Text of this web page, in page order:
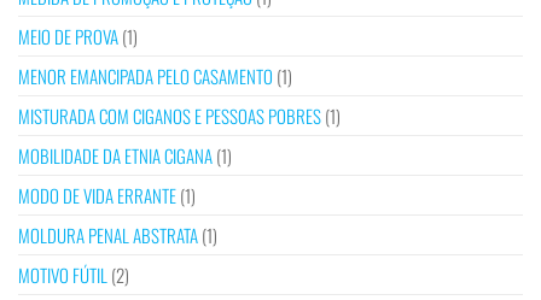
MEIO DE PROVA(1)
MENOR EMANCIPADA PELO CASAMENTO (1)
MISTURADA COM CIGANOS E PESSOAS POBRES(1)
MOBILIDADE DA ETNIA CIGANA(1)
MODO DE VIDA ERRANTE(1)
MOLDURA PENAL ABSTRATA(1)
MOTIVO FÚTIL (2)